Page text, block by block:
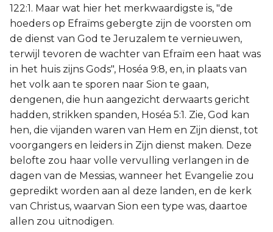
122:1. Maar wat hier het merkwaardigste is, "de
hoeders op Efraïms gebergte zijn de voorsten om
de dienst van God te Jeruzalem te vernieuwen,
terwijl tevoren de wachter van Efraïm een haat was
in het huis zijns Gods", Hoséa 9:8, en, in plaats van
het volk aan te sporen naar Sion te gaan,
dengenen, die hun aangezicht derwaarts gericht
hadden, strikken spanden, Hoséa 5:1. Zie, God kan
hen, die vijanden waren van Hem en Zijn dienst, tot
voorgangers en leiders in Zijn dienst maken. Deze
belofte zou haar volle vervulling verlangen in de
dagen van de Messias, wanneer het Evangelie zou
gepredikt worden aan al deze landen, en de kerk
van Christus, waarvan Sion een type was, daartoe
allen zou uitnodigen.